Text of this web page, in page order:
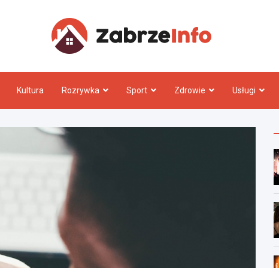
Kultura Rozrywka Sport Zdrowie Usługi